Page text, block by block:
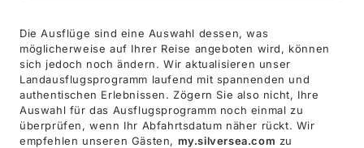
Die Ausflüge sind eine Auswahl dessen, was
möglicherweise auf Ihrer Reise angeboten wird, können
sich jedoch noch ändern. Wir aktualisieren unser
Landausflugsprogramm laufend mit spannenden und
authentischen Erlebnissen. Zögern Sie also nicht, Ihre
Auswahl für das Ausflugsprogramm noch einmal zu
überprüfen, wenn Ihr Abfahrtsdatum näher rückt. Wir
empfehlen unseren Gästen, my.silversea.com zu